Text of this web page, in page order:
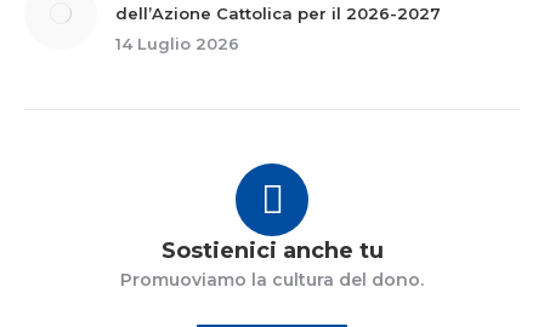
dell’Azione Cattolica per il 2026-2027
14 Luglio 2026
Sostienici anche tu
Promuoviamo la cultura del dono.